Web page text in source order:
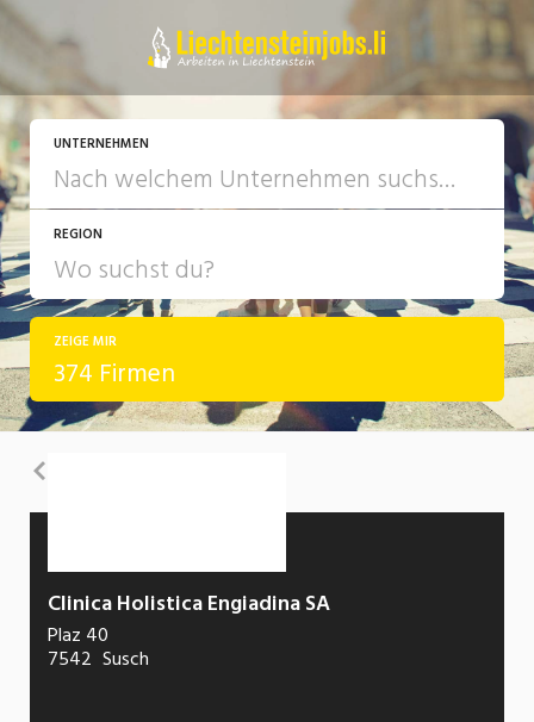
UNTERNEHMEN
REGION
ZEIGE MIR
374 Firmen
Clinica Holistica Engiadina SA
Plaz 40
7542 Susch